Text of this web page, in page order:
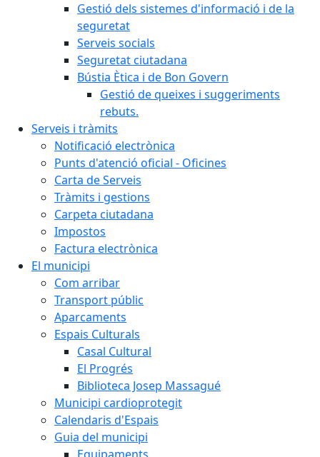
Gestió dels sistemes d'informació i de la
seguretat
Serveis socials
Seguretat ciutadana
Bústia Ètica i de Bon Govern
Gestió de queixes i suggeriments
rebuts.
Serveis i tràmits
Notificació electrònica
Punts d'atenció oficial - Oficines
Carta de Serveis
Tràmits i gestions
Carpeta ciutadana
Impostos
Factura electrònica
El municipi
Com arribar
Transport públic
Aparcaments
Espais Culturals
Casal Cultural
El Progrés
Biblioteca Josep Massagué
Municipi cardioprotegit
Calendaris d'Espais
Guia del municipi